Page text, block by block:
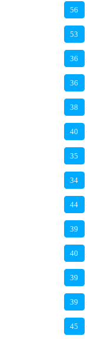
56
53
36
36
38
40
35
34
44
39
40
39
39
45